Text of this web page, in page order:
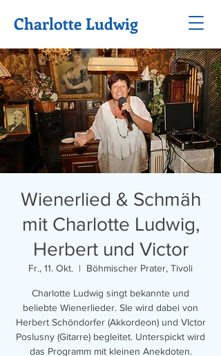
Charlotte Ludwig
Wienerlied & Schmäh
mit Charlotte Ludwig,
Herbert und Victor
Fr., 11. Okt.
  |
Böhmischer Prater, Tivoli
Charlotte Ludwig singt bekannte und
beliebte Wienerlieder. SIe wird dabei von
Herbert Schöndorfer (Akkordeon) und VIctor
Poslusny (Gitarre) begleitet. Unterspickt wird
das Programm mit kleinen Anekdoten.